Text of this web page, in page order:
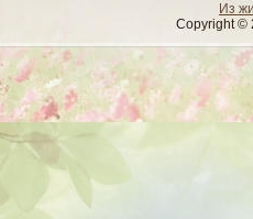
Из
Copyright ©